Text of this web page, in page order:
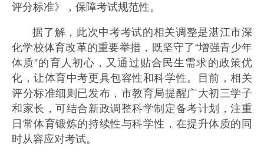
评分标准》，保障考试规范性。
据了解，此次中考考试的相关调整是湛江市深
化学校体育改革的重要举措，既坚守了“增强青少年
体质”的育人初心，又通过贴合民生需求的政策优
化，让体育中考更具包容性和科学性。目前，相关
评分标准细则已发布，市教育局提醒广大初三学子
和家长，可结合新政调整科学制定备考计划，注重
日常体育锻炼的持续性与科学性，在提升体质的同
时从容应对考试。